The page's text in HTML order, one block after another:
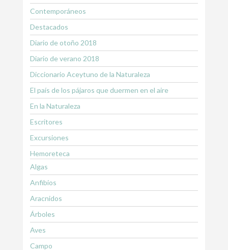
Contemporáneos
Destacados
Diario de otoño 2018
Diario de verano 2018
Diccionario Aceytuno de la Naturaleza
El país de los pájaros que duermen en el aire
En la Naturaleza
Escritores
Excursiones
Hemoreteca
Algas
Anfibios
Aracnidos
Árboles
Aves
Campo